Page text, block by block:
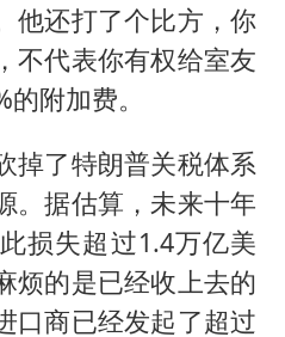
他还打了个比方，你
不代表你有权给室友
附加费。
掉了特朗普关税体系
。据估算，未来十年
损失超过1.4万亿美
烦的是已经收上去的
口商已经发起了超过